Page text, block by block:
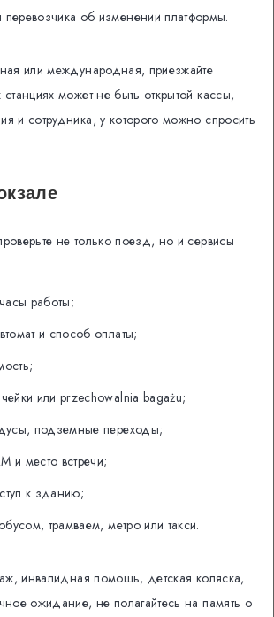
об изменении платформы.
или международная, приезжайте
может не быть открытой кассы,
и сотрудника, у которого можно спросить
не только поезд, но и сервисы
работы;
и способ оплаты;
или przechowalnia bagażu;
подземные переходы;
и место встречи;
к зданию;
трамваем, метро или такси.
инвалидная помощь, детская коляска,
ожидание, не полагайтесь на память о